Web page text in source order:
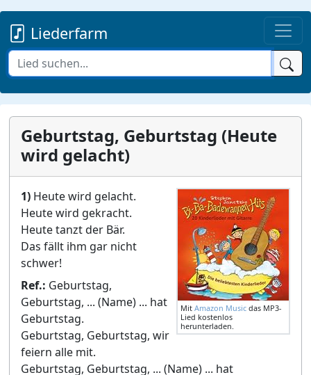
Liederfarm
Geburtstag, Geburtstag (Heute
wird gelacht)
Mit Amazon Music das MP3-
Lied kostenlos
herunterladen.
1) Heute wird gelacht.
Heute wird gekracht.
Heute tanzt der Bär.
Das fällt ihm gar nicht
schwer!
Ref.: Geburtstag,
Geburtstag, ... (Name) ... hat
Geburtstag.
Geburtstag, Geburtstag, wir
feiern alle mit.
Geburtstag, Geburtstag, ... (Name) ... hat